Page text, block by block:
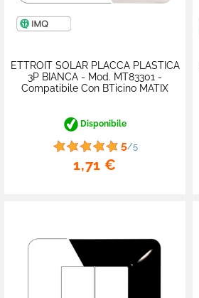
ETTROIT SOLAR PLACCA PLASTICA
3P BIANCA - Mod. MT83301 -
Compatibile Con BTicino MATIX
Disponibile
5/5
1,71 €